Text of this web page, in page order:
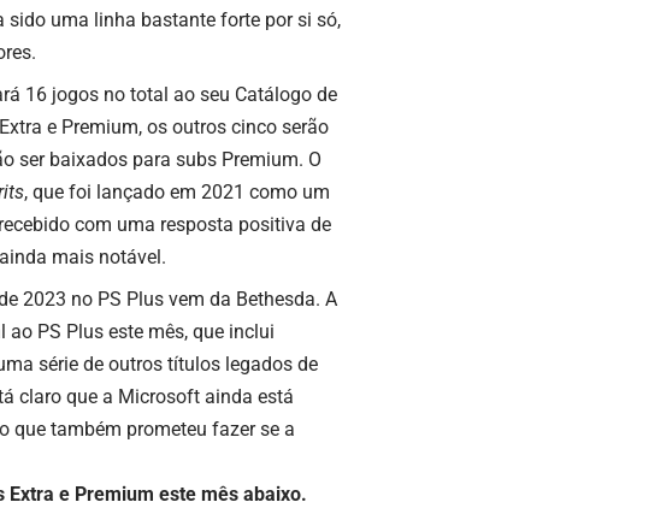
sido uma linha bastante forte por si só,
16 jogos no total ao seu Catálogo de
e Premium, os outros cinco serão
ser baixados para subs Premium. O
, que foi lançado em 2021 como um
com uma resposta positiva de
mais notável.
2023 no PS Plus vem da Bethesda. A
PS Plus este mês, que inclui
série de outros títulos legados de
claro que a Microsoft ainda está
que também prometeu fazer se a
e Premium este mês abaixo.